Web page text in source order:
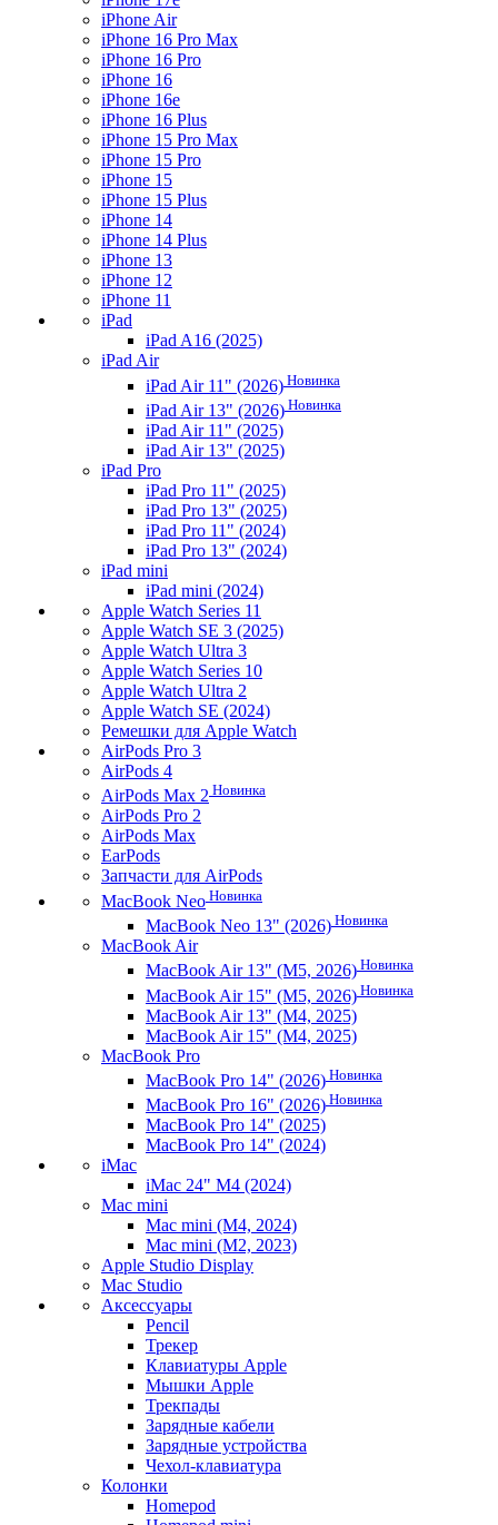
iPhone Air
iPhone 16 Pro Max
iPhone 16 Pro
iPhone 16
iPhone 16e
iPhone 16 Plus
iPhone 15 Pro Max
iPhone 15 Pro
iPhone 15
iPhone 15 Plus
iPhone 14
iPhone 14 Plus
iPhone 13
iPhone 12
iPhone 11
iPad
iPad A16 (2025)
iPad Air
iPad Air 11" (2026) Новинка
iPad Air 13" (2026) Новинка
iPad Air 11" (2025)
iPad Air 13" (2025)
iPad Pro
iPad Pro 11" (2025)
iPad Pro 13" (2025)
iPad Pro 11" (2024)
iPad Pro 13" (2024)
iPad mini
iPad mini (2024)
Apple Watch Series 11
Apple Watch SE 3 (2025)
Apple Watch Ultra 3
Apple Watch Series 10
Apple Watch Ultra 2
Apple Watch SE (2024)
Ремешки для Apple Watch
AirPods Pro 3
AirPods 4
AirPods Max 2 Новинка
AirPods Pro 2
AirPods Max
EarPods
Запчасти для AirPods
MacBook Neo Новинка
MacBook Neo 13" (2026) Новинка
MacBook Air
MacBook Air 13" (M5, 2026) Новинка
MacBook Air 15" (M5, 2026) Новинка
MacBook Air 13" (M4, 2025)
MacBook Air 15" (M4, 2025)
MacBook Pro
MacBook Pro 14" (2026) Новинка
MacBook Pro 16" (2026) Новинка
MacBook Pro 14" (2025)
MacBook Pro 14" (2024)
iMac
iMac 24" M4 (2024)
Mac mini
Mac mini (M4, 2024)
Mac mini (M2, 2023)
Apple Studio Display
Mac Studio
Аксессуары
Pencil
Трекер
Клавиатуры Apple
Мышки Apple
Трекпады
Зарядные кабели
Зарядные устройства
Чехол-клавиатура
Колонки
Homepod